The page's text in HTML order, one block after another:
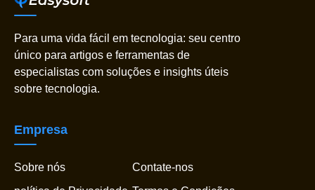
Para uma vida fácil em tecnologia: seu centro
único para artigos e ferramentas de
especialistas com soluções e insights úteis
sobre tecnologia.
Empresa
Sobre nós
Contate-nos